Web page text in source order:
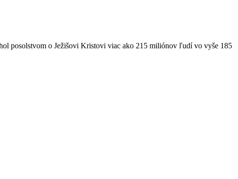
posolstvom o Ježišovi Kristovi viac ako 215 miliónov ľudí vo vyše 185